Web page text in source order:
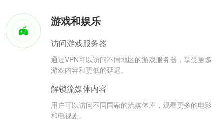
游戏和娱乐
访问游戏服务器
通过VPN可以访问不同地区的游戏服务器，享受更多
游戏内容和更低的延迟。
解锁流媒体内容
用户可以访问不同国家的流媒体库，观看更多的电影
和电视剧。